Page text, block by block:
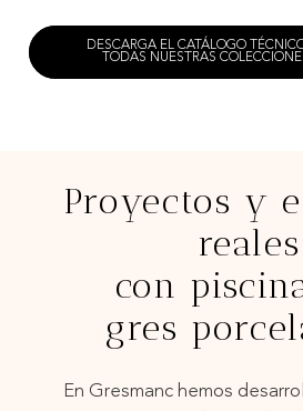
DESCARGA EL CATÁLOGO
TODAS NUESTRAS
Proyectos y
reales
con
gres
En Gresmanc hemos